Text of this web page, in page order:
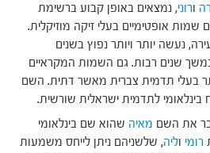
ורוני, נמצאים באופן קבוע ברשימת
אופטימיים בעלי זיקה מוזיקלית.
נעשה יותר ויותר נפוץ בשנים
שנים רבות. גם השמות המקראיים
בעלי תדמית צברית מאשר דתית. השם
בינלאומי לתדמית ישראלית שורשית.
את השם מאיה שהוא שם בינלאומי
רומי וליה, שלשניהם ניתן לייחס משמעות